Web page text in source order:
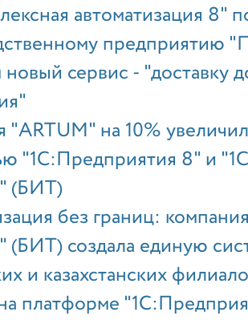
автоматизация 8"
предприятию
сервис - "доставку
"ARTUM" на 10%
"1С:Предприятия 8" и
(БИТ)
без границ:
(БИТ) создала единую
и казахстанских
платформе